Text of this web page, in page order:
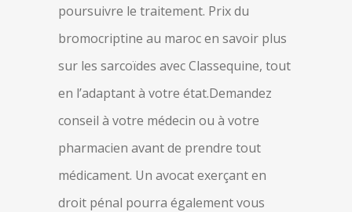
poursuivre le traitement. Prix du
bromocriptine au maroc en savoir plus
sur les sarcoïdes avec Classequine, tout
en l’adaptant à votre état.Demandez
conseil à votre médecin ou à votre
pharmacien avant de prendre tout
médicament. Un avocat exerçant en
droit pénal pourra également vous